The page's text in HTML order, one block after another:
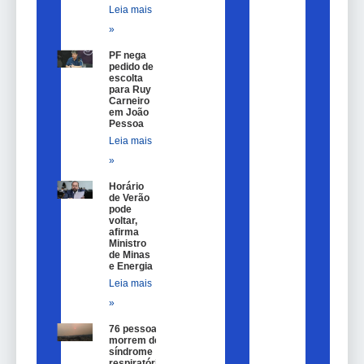
Leia mais
»
PF nega
pedido de
escolta
para Ruy
Carneiro
em João
Pessoa
Leia mais
»
Horário
de Verão
pode
voltar,
afirma
Ministro
de Minas
e Energia
Leia mais
»
76 pessoas
morrem de
síndrome